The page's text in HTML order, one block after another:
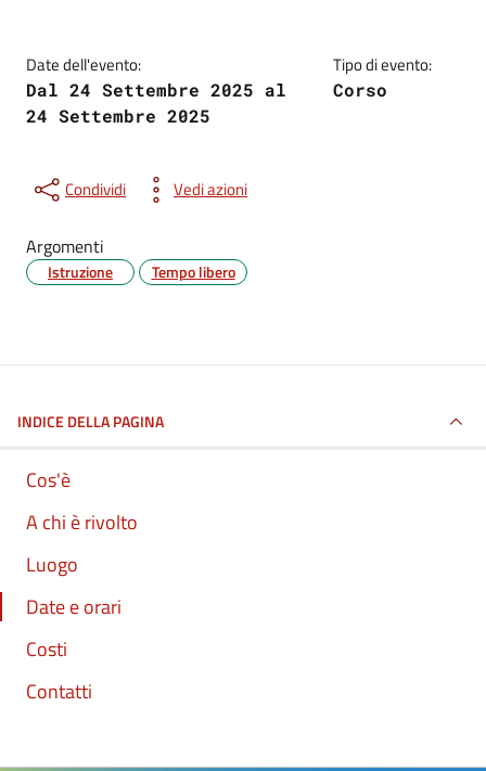
Date dell'evento:
Dal 24 Settembre 2025 al
24 Settembre 2025
Tipo di evento:
Corso
Condividi Vedi azioni
Argomenti
Istruzione Tempo libero
INDICE DELLA PAGINA
Cos'è
A chi è rivolto
Luogo
Date e orari
Costi
Contatti